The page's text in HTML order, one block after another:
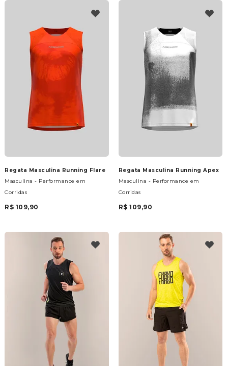
Regata Masculina Running Flare
Masculina - Performance em
Corridas
R$ 109,90
Regata Masculina Running Apex
Masculina - Performance em
Corridas
R$ 109,90